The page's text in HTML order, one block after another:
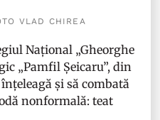
VLAD CHIREA
Național „Gheorghe
„Pamfil Șeicaru”, din
și să combată
nonformală: teat